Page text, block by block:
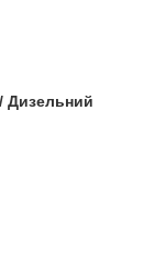
Дизельний